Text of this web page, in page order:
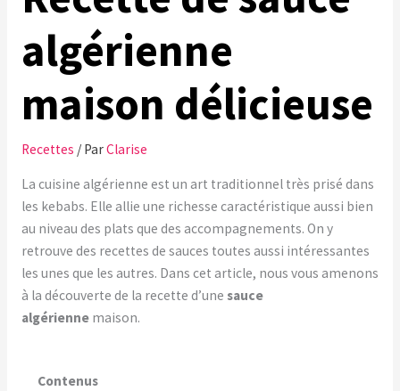
algérienne
maison délicieuse
Recettes / ParClarise
La cuisine algérienne est un art traditionnel très prisé dans
les kebabs. Elle allie une richesse caractéristique aussi bien
au niveau des plats que des accompagnements. On y
retrouve des recettes de sauces toutes aussi intéressantes
les unes que les autres. Dans cet article, nous vous amenons
à la découverte de la recette d’une sauce
algériennemaison.
Contenus